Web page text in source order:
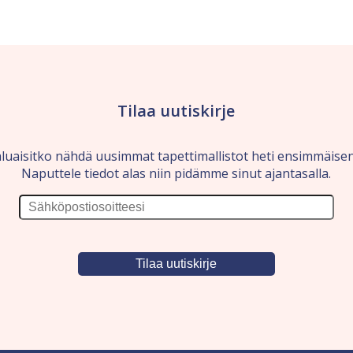
Tilaa uutiskirje
nähdä uusimmat tapettimallistot heti
Naputtele tiedot alas niin pidämme sinut ajantasalla.